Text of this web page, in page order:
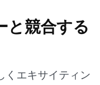
と競合する
くエキサイティン